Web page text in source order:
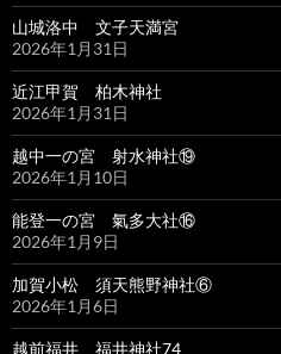
山城洛中 文子天満宮
2026年1月31日
近江甲賀 柏木神社
2026年1月31日
越中一の宮 射水神社⑲
2026年1月10日
能登一の宮 氣多大社⑯
2026年1月9日
加賀小松 須天熊野神社⑥
2026年1月6日
越前福井 福井神社74